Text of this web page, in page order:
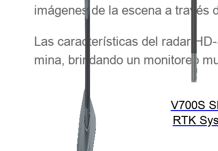
V700S
RTK
imágenes de la escena a través
Las características del radar
mina, brindando un monitoreo